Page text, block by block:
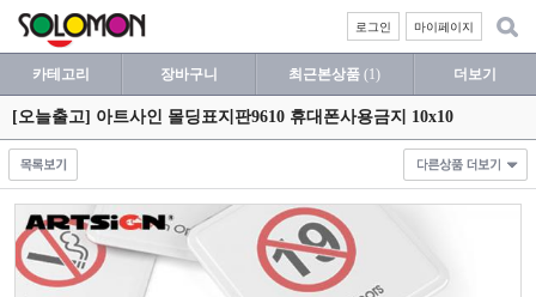
마이페이지
로그인
카테고리 장바구니 최근본상품 (1) 더보기
[오늘출고] 아트사인 몰딩표지판9610 휴대폰사용금지 10x10